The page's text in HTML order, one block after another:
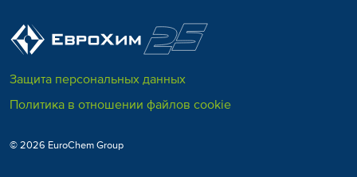
Защита персональных данных
Политика в отношении файлов cookie
© 2026 EuroChem Group